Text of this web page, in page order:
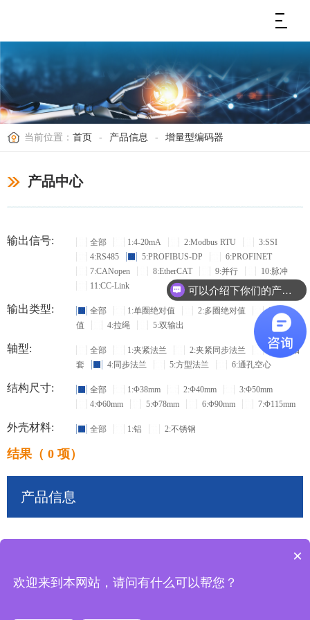
当前位置： 首页 - 产品信息 - 增量型编码器
产品中心
输出信号: 全部 1:4-20mA 2:Modbus RTU
3:SSI
4:RS485
5:PROFIBUS-DP
6:PROFINET
7:CANopen
8:EtherCAT 9:并行
10:脉冲
11:CC-Link
输出类型: 全部 1:单圈绝对值 2:多圈绝对值
3:增量
值
4:拉绳 5:双输出
轴型: 全部 1:夹紧法兰 2:夹紧同步法兰
3:盲孔轴
套
4:同步法兰 5:方型法兰 6:通孔空心
结构尺寸: 全部 1:Φ38mm 2:Φ40mm
3:Φ50mm
4:Φ60mm
5:Φ78mm 6:Φ90mm 7:Φ115mm
外壳材料: 全部 1:铝 2:不锈钢
结果（ 0 项）
产品信息
可以介绍下你们的产品么？
×
欢迎来到本网站，请问有什么可以帮您？